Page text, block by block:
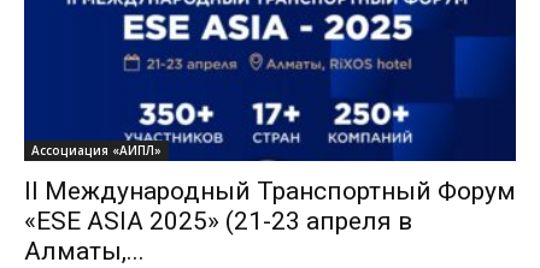
Ассоциация «АИПЛ»
II Международный Транспортный Форум
«ESE ASIA 2025» (21-23 апреля в
Алматы,...